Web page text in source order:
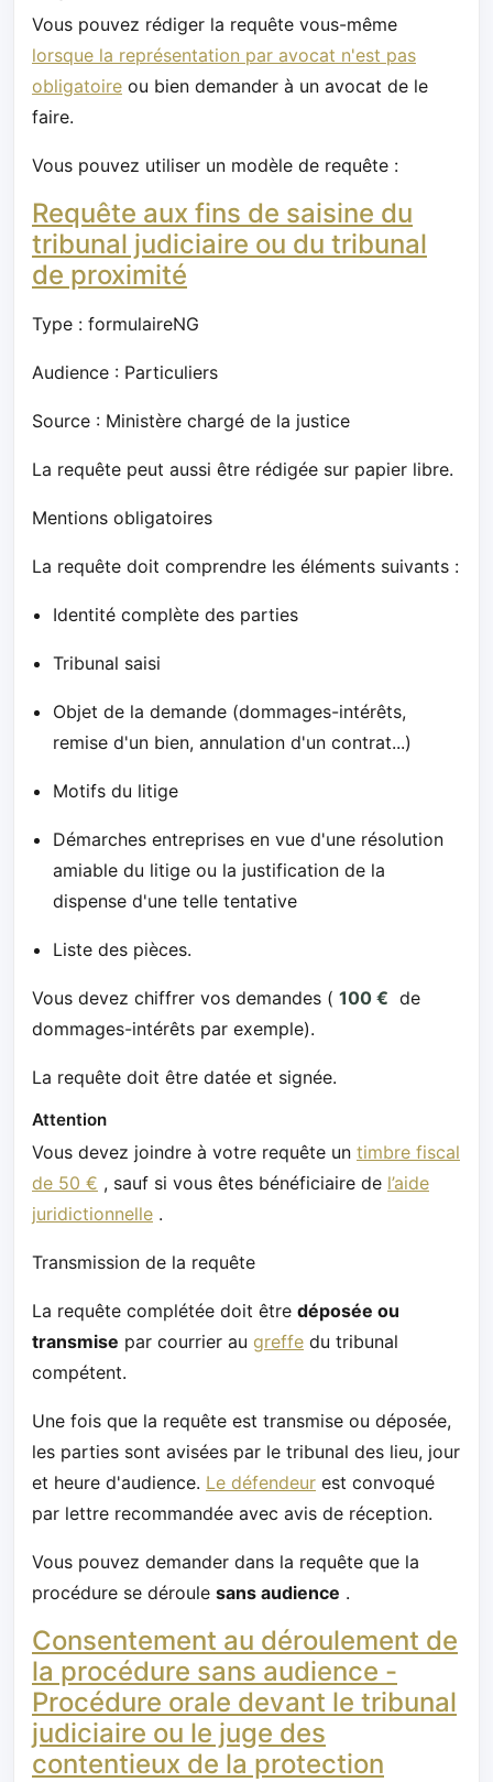
Vous pouvez rédiger la requête vous-même
lorsque la représentation par avocat n'est pas
obligatoire ou bien demander à un avocat de le
faire.
Vous pouvez utiliser un modèle de requête :
Requête aux fins de saisine du
tribunal judiciaire ou du tribunal
de proximité
Type : formulaireNG
Audience : Particuliers
Source : Ministère chargé de la justice
La requête peut aussi être rédigée sur papier libre.
Mentions obligatoires
La requête doit comprendre les éléments suivants :
Identité complète des parties
Tribunal saisi
Objet de la demande (dommages-intérêts,
remise d'un bien, annulation d'un contrat...)
Motifs du litige
Démarches entreprises en vue d'une résolution
amiable du litige ou la justification de la
dispense d'une telle tentative
Liste des pièces.
Vous devez chiffrer vos demandes ( 100 € de
dommages-intérêts par exemple).
La requête doit être datée et signée.
Attention
Vous devez joindre à votre requête un timbre fiscal
de 50 € , sauf si vous êtes bénéficiaire de l’aide
juridictionnelle .
Transmission de la requête
La requête complétée doit être déposée ou
transmise par courrier au greffe du tribunal
compétent.
Une fois que la requête est transmise ou déposée,
les parties sont avisées par le tribunal des lieu, jour
et heure d'audience. Le défendeur est convoqué
par lettre recommandée avec avis de réception.
Vous pouvez demander dans la requête que la
procédure se déroule sans audience .
Consentement au déroulement de
la procédure sans audience -
Procédure orale devant le tribunal
judiciaire ou le juge des
contentieux de la protection